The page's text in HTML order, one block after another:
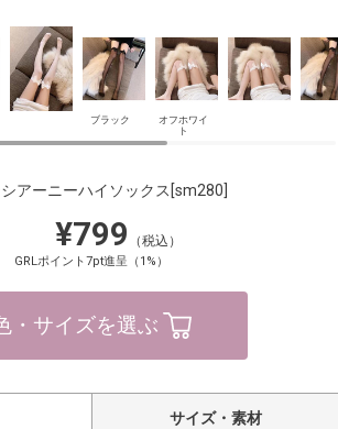
ブラック
オフホワイ
ト
アーニーハイソックス [sm280]
¥799 （税込）
GRLポイント7pt進呈（1%）
・サイズを選ぶ
サイズ・素材